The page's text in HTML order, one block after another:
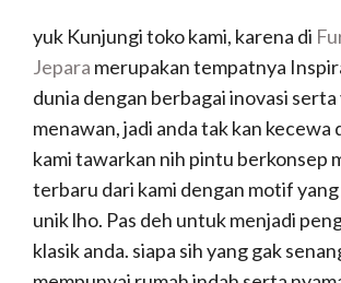
yuk Kunjungi toko kami, karena di
Jepara merupakan tempatnya
dunia dengan berbagai inovasi
menawan, jadi anda tak kan kecewa
kami tawarkan nih pintu berkonsep
terbaru dari kami dengan motif
unik lho. Pas deh untuk menjadi
klasik anda. siapa sih yang gak